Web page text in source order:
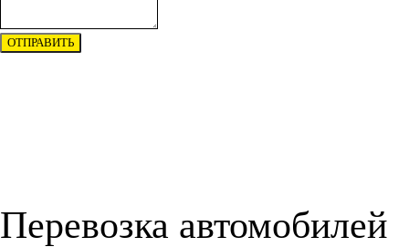
ОТПРАВИТЬ
Перевозка автомобилей